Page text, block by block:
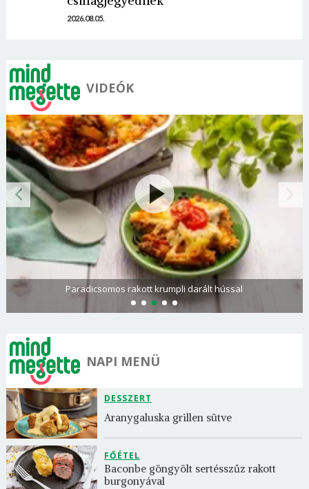
2026.08.05.
VIDEÓK
Paradicsomos rakott krumpli darált hússal
NAPI MENÜ
DESSZERT
Aranygaluska grillen sütve
FŐÉTEL
Baconbe göngyölt sertésszűz rakott
burgonyával